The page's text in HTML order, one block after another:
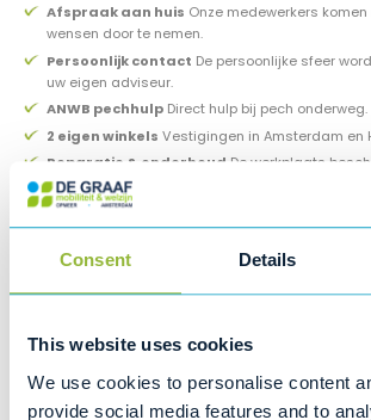
Consent Details
This website uses cookies
We use cookies to personalise content
provide social media features and to
Afspraak aan huis Onze medewerkers
wensen door te nemen.
Persoonlijk contact De persoonlijke sfeer
uw eigen adviseur.
ANWB pechhulp Direct hulp bij pech onderweg.
2 eigen winkels Vestigingen in Amsterdam en
Reparatie & onderhoud De werkplaats
benodigde deskundige apparatuur én
Specialist in onderhoud
Tijdens de onderhoudsbeurt aan uw brommobiel
Brandstofverbruik
Oliepeil & vloeistoffen
Remmen